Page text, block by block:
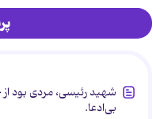
شهید رئیسی، مردی بود
بی‌ادعا.